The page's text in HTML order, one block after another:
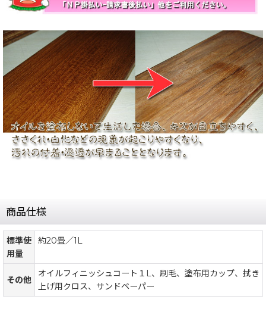
商品仕様
標準使
用量
約20畳／1L
その他
オイルフィニッシュコート１L、刷毛、塗布用カップ、拭き
上げ用クロス、サンドペーパー